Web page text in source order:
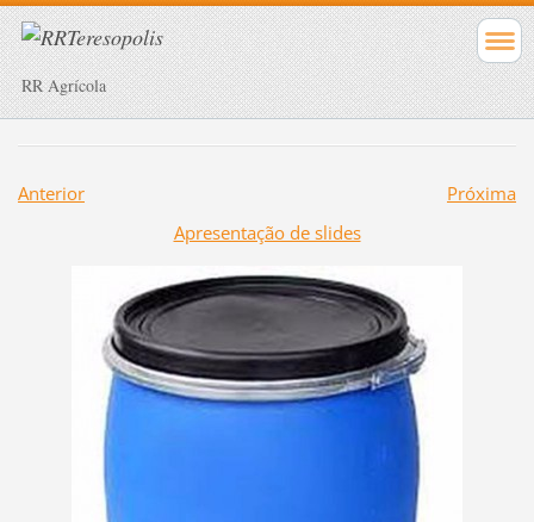
RR Agrícola
Anterior
Próxima
Apresentação de slides